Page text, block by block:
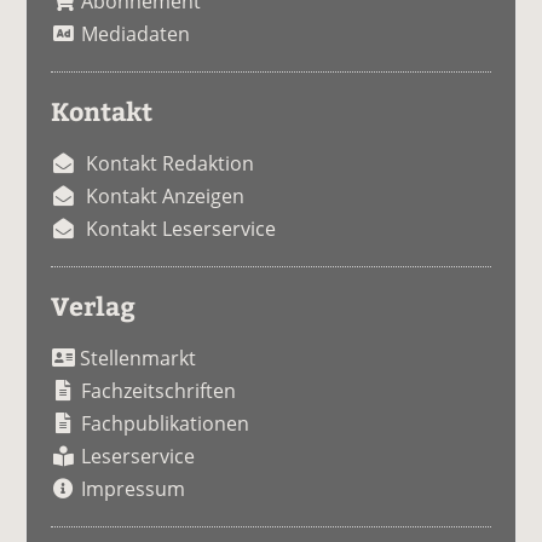
Mediadaten
Kontakt
Kontakt Redaktion
Kontakt Anzeigen
Kontakt Leserservice
Verlag
Stellenmarkt
Fachzeitschriften
Fachpublikationen
Leserservice
Impressum